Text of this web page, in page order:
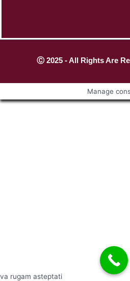
Ⓒ 2025 - All Rights Are
Manage
va rugam asteptati